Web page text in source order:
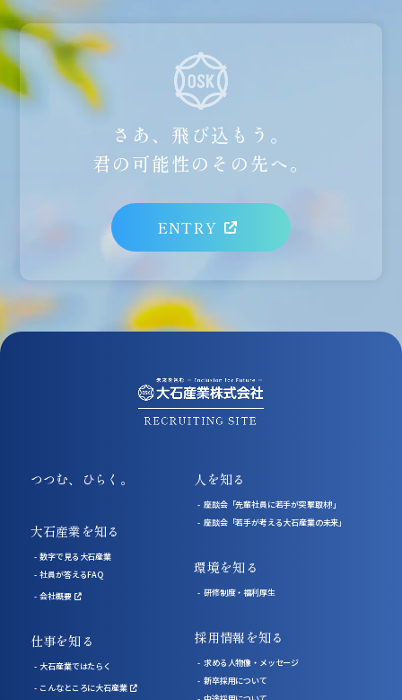
さあ、飛び込もう。
君の可能性のその先へ。
ENTRY
つつむ、ひらく。
大石産業を知る
数字で見る大石産業
社員が答えるFAQ
会社概要
仕事を知る
大石産業ではたらく
こんなところに大石産業
人を知る
座談会「先輩社員に若手が突撃取材!」
座談会「若手が考える大石産業の未来」
環境を知る
研修制度・福利厚生
採用情報を知る
求める人物像・メッセージ
新卒採用について